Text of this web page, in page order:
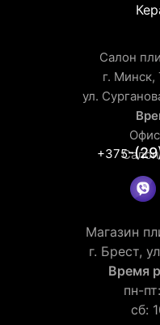
Салон
г.
ул.
+375-
Магазин
г. Брест,
Время
пн-
сб: